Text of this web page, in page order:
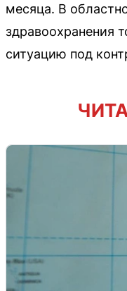
месяца. В
здравоохранения
ситуацию под